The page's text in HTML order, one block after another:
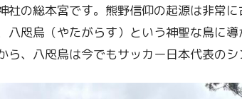
社の総本宮です。熊野信仰の起源は非常
八咫烏（やたがらす）という神聖な鳥に
ら、八咫烏は今でもサッカー日本代表のシ